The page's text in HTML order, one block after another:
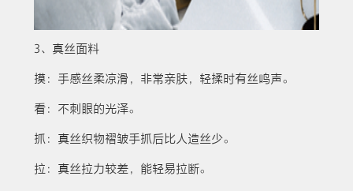
3、真丝面料
摸：手感丝柔凉滑，非常亲肤，轻揉时有丝鸣声。
看：不刺眼的光泽。
抓：真丝织物褶皱手抓后比人造丝少。
拉：真丝拉力较差，能轻易拉断。